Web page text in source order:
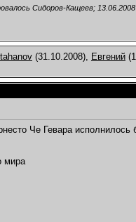
Сидоров-Кащеев;
(31.10.2008), Евгений
Че Гевара исполнилось
мира